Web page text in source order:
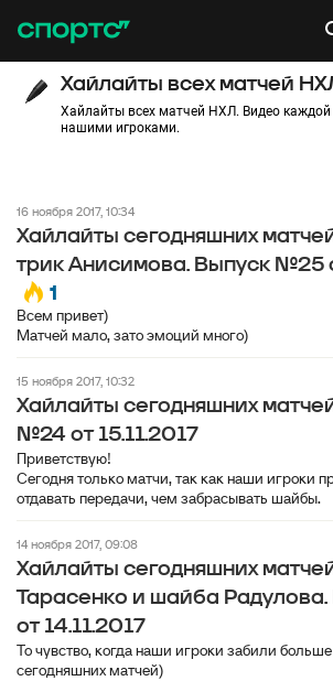
Хайлайты всех матчей
Хайлайты всех матчей НХЛ. Видео
нашими игроками.
16 ноября 2017, 10:34
Хайлайты сегодняшних
трик Анисимова. Выпуск №25
1
Всем привет)
Матчей мало, зато эмоций много)
15 ноября 2017, 10:32
Хайлайты сегодняшних
№24 от 15.11.2017
Приветствую!
Сегодня только матчи, так как наши игроки
14 ноября 2017, 09:08
Хайлайты сегодняшних
Тарасенко и шайба
от 14.11.2017
То чувство, когда наши игроки забили
сегодняшних матчей)